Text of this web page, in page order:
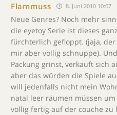
Flammuss 8. Juni 2010 10:07
Neue Genres? Noch mehr
die eyetoy Serie ist dieses
fürchterlich gefloppt. (jaja,
mir aber völlig schnuppe).
Packung grinst, verkauft sich
aber das würden die Spiele
will jedenfalls nicht mein
natal leer räumen müssen
völlig fertig auf der couche zu